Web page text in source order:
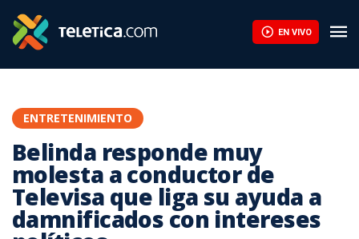
EN VIVO
ENTRETENIMIENTO
Belinda responde muy
molesta a conductor de
Televisa que liga su ayuda a
damnificados con intereses